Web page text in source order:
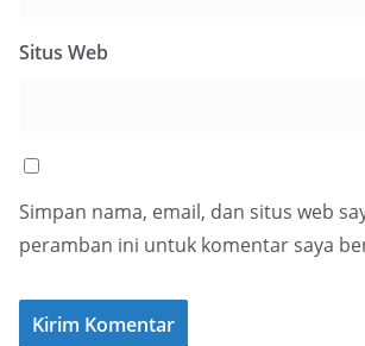
Situs Web
Simpan nama, email, dan situs web
peramban ini untuk komentar saya